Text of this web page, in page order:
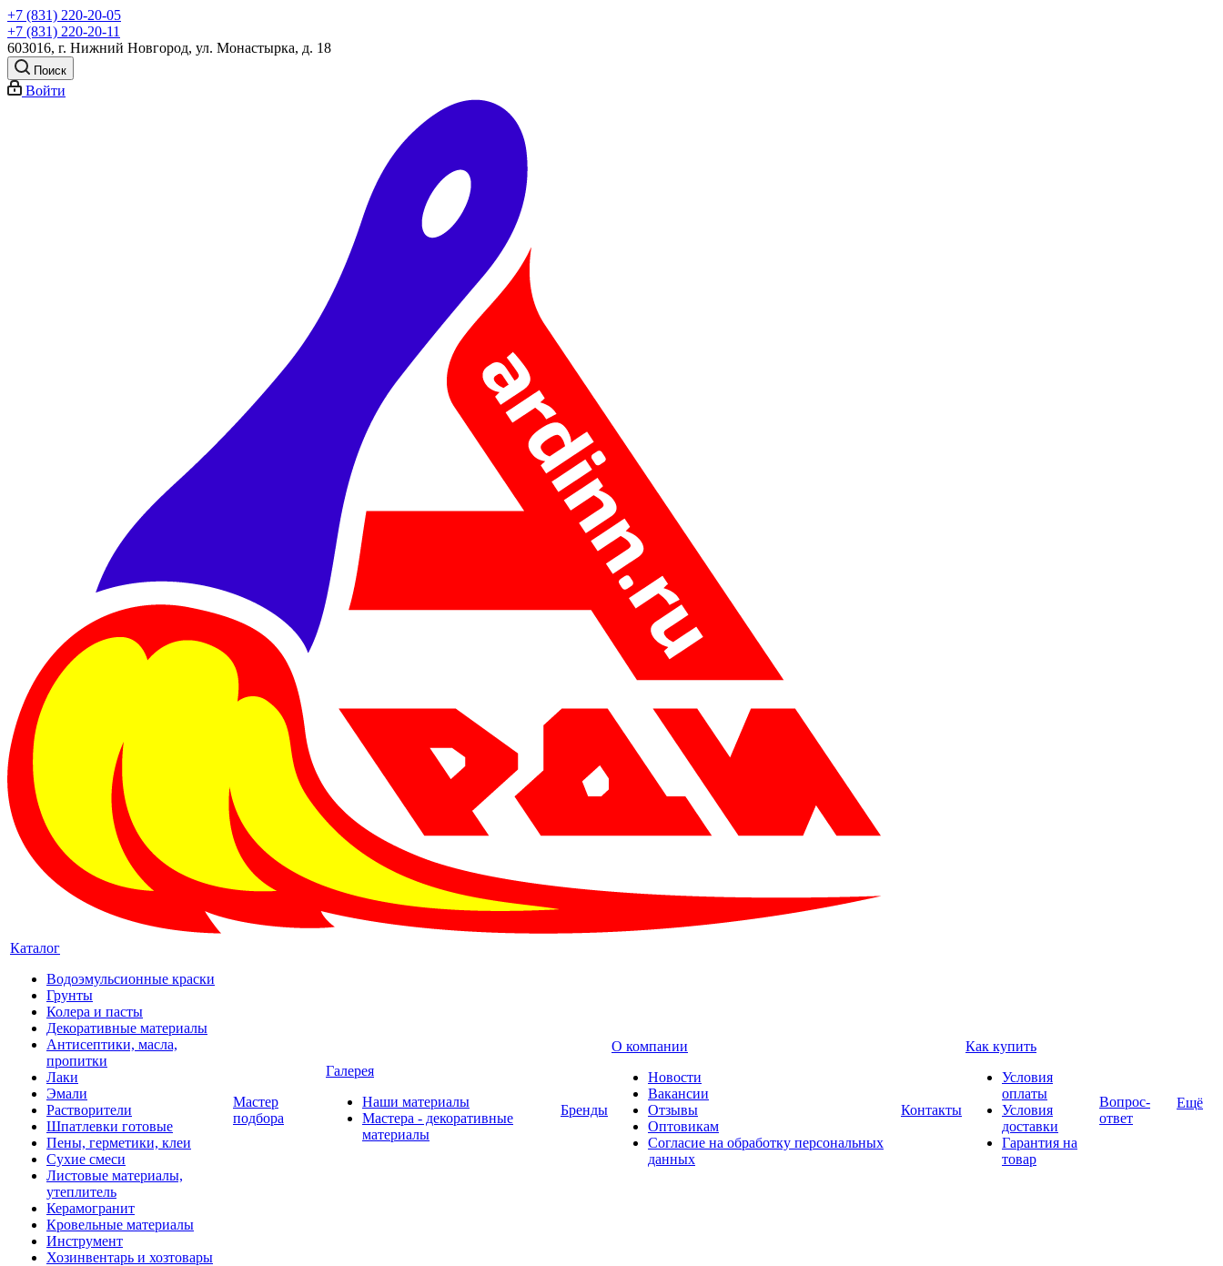
+7 (831) 220-20-05
+7 (831) 220-20-11
603016, г. Нижний Новгород, ул. Монастырка, д. 18
Поиск
Войти
Каталог
Водоэмульсионные краски
Грунты
Колера и пасты
Декоративные материалы
Антисептики, масла,
пропитки
Лаки
Эмали
Растворители
Шпатлевки готовые
Пены, герметики, клеи
Сухие смеси
Листовые материалы,
утеплитель
Керамогранит
Кровельные материалы
Инструмент
Хозинвентарь и хозтовары
Мастер
подбора
Галерея
Наши материалы
Мастера - декоративные
материалы
Бренды
О компании
Новости
Вакансии
Отзывы
Оптовикам
Cогласие на обработку персональных
данных
Контакты
Как купить
Условия
оплаты
Условия
доставки
Гарантия на
товар
Вопрос-
ответ
Ещё